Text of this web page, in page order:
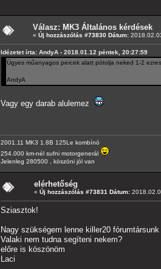
Válasz: MK3 Általános kérdések
« Új hozzászólás #73830 Dátum:
Idézetet írta: AndyA - 2018.01.12 péntek, 20:27:59
Ügyes műanyagos percek alatt pótolja neked 1-2
AndyA
Vagy egy darab alulemez
2001.11 MK3 1.8B 125Le kombínó
254.000 km-nél sufni motorgenerál
Jelenleg 280500 , köszöni jól van
elérhetőség
« Új hozzászólás #73831 Dátum:
Sziasztok!
Nagy szükségem lenne killer20
Valaki nem tudna segíteni nekem?
előre is köszönöm
Laci